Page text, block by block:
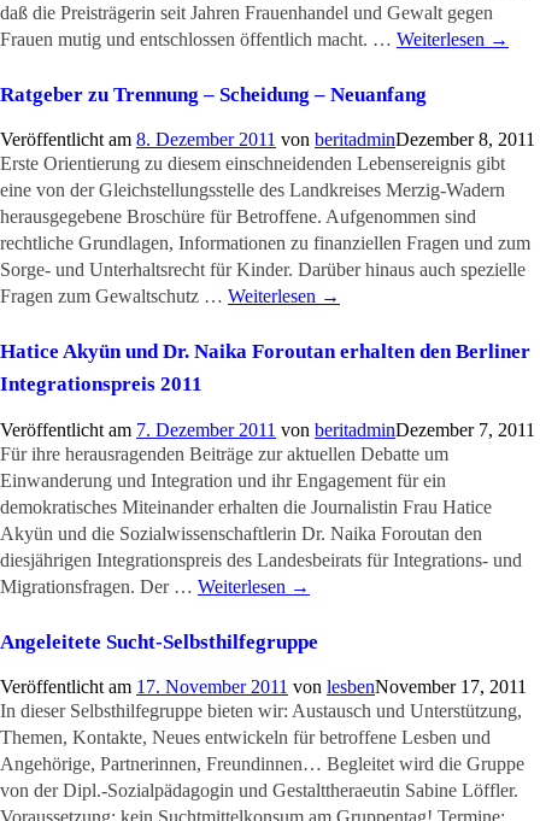
daß die Preisträgerin seit Jahren Frauenhandel und Gewalt gegen
Frauen mutig und entschlossen öffentlich macht. … Weiterlesen →
Ratgeber zu Trennung – Scheidung – Neuanfang
Veröffentlicht am 8. Dezember 2011 von beritadminDezember 8, 2011
Erste Orientierung zu diesem einschneidenden Lebensereignis gibt
eine von der Gleichstellungsstelle des Landkreises Merzig-Wadern
herausgegebene Broschüre für Betroffene. Aufgenommen sind
rechtliche Grundlagen, Informationen zu finanziellen Fragen und zum
Sorge- und Unterhaltsrecht für Kinder. Darüber hinaus auch spezielle
Fragen zum Gewaltschutz … Weiterlesen →
Hatice Akyün und Dr. Naika Foroutan erhalten den Berliner
Integrationspreis 2011
Veröffentlicht am 7. Dezember 2011 von beritadminDezember 7, 2011
Für ihre herausragenden Beiträge zur aktuellen Debatte um
Einwanderung und Integration und ihr Engagement für ein
demokratisches Miteinander erhalten die Journalistin Frau Hatice
Akyün und die Sozialwissenschaftlerin Dr. Naika Foroutan den
diesjährigen Integrationspreis des Landesbeirats für Integrations- und
Migrationsfragen. Der … Weiterlesen →
Angeleitete Sucht-Selbsthilfegruppe
Veröffentlicht am 17. November 2011 von lesbenNovember 17, 2011
In dieser Selbsthilfegruppe bieten wir: Austausch und Unterstützung,
Themen, Kontakte, Neues entwickeln für betroffene Lesben und
Angehörige, Partnerinnen, Freundinnen… Begleitet wird die Gruppe
von der Dipl.-Sozialpädagogin und Gestalttheraeutin Sabine Löffler.